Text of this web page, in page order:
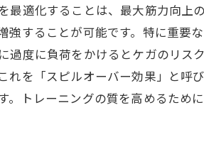
最適化することは、最大筋力向
強することが可能です。特に重要
過度に負荷をかけるとケガのリス
れを「スピルオーバー効果」と呼
。トレーニングの質を高めるた